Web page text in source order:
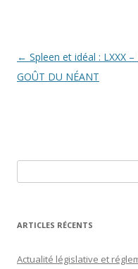
Navigation
des
← Spleen et idéal : LXXX –
GOÛT DU NÉANT
ARTICLES RÉCENTS
Actualité législative et